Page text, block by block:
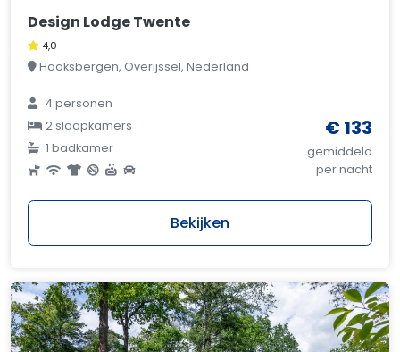
Design Lodge Twente
4,0
Haaksbergen, Overijssel, Nederland
4 personen
2 slaapkamers
1 badkamer
€ 133
gemiddeld
per nacht
Bekijken